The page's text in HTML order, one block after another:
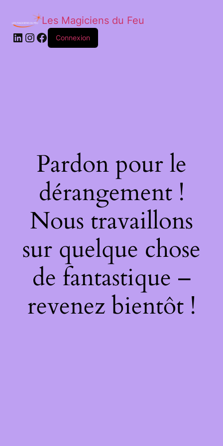
Les Magiciens du Feu
LinkedIn
Instagram
Facebook
Connexion
Pardon pour le
dérangement !
Nous travaillons
sur quelque chose
de fantastique –
revenez bientôt !